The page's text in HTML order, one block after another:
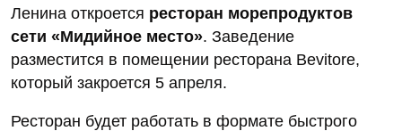
Ленина откроется ресторан морепродуктов
сети «Мидийное место». Заведение
разместится в помещении ресторана Bevitore,
который закроется 5 апреля.
Ресторан будет работать в формате быстрого